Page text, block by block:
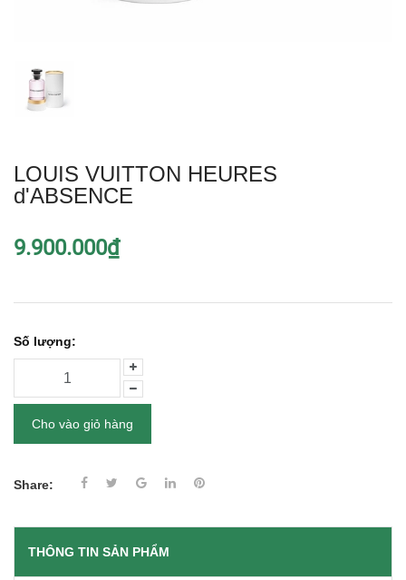
LOUIS VUITTON HEURES
d'ABSENCE
9.900.000₫
Số lượng:
Cho vào giỏ hàng
Share:
THÔNG TIN SẢN PHẨM